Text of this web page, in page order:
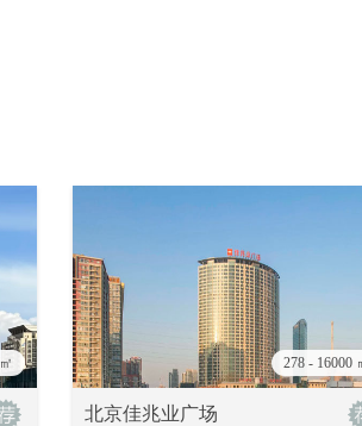
278 - 16000
北京佳兆业广场